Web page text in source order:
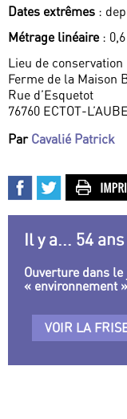
Dates extrêmes :
Métrage linéaire:
Lieu de conservation
Ferme de la Maison
Rue d’Esquetot
76760 ECTOT-
Par Cavalié Patrick
Il y a... 54 ans
Ouverture dans
« environnement
VOIR LA